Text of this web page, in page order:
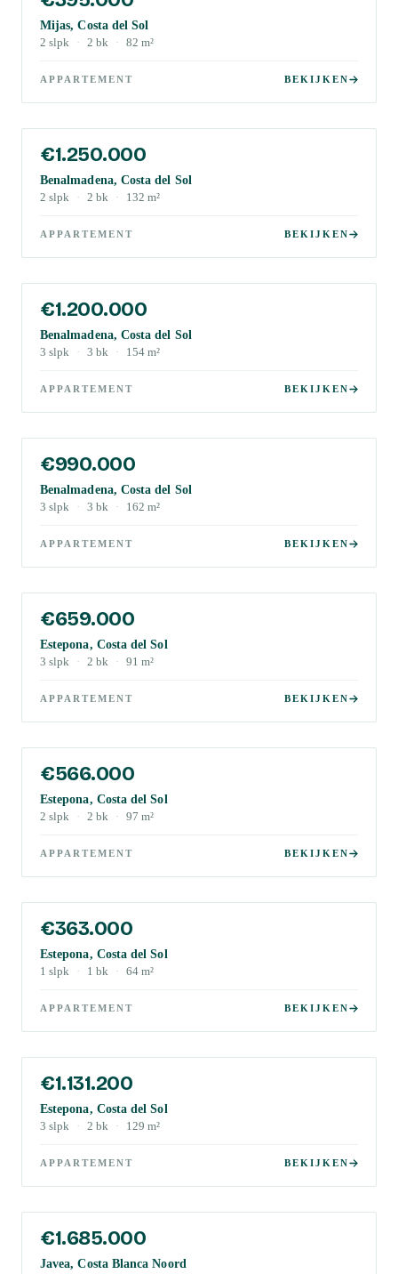
Mijas, Costa del Sol
2 slpk · 2 bk · 82 m²
APPARTEMENT BEKIJKEN
€1.250.000
Benalmadena, Costa del Sol
2 slpk · 2 bk · 132 m²
APPARTEMENT BEKIJKEN
€1.200.000
Benalmadena, Costa del Sol
3 slpk · 3 bk · 154 m²
APPARTEMENT BEKIJKEN
€990.000
Benalmadena, Costa del Sol
3 slpk · 3 bk · 162 m²
APPARTEMENT BEKIJKEN
€659.000
Estepona, Costa del Sol
3 slpk · 2 bk · 91 m²
APPARTEMENT BEKIJKEN
€566.000
Estepona, Costa del Sol
2 slpk · 2 bk · 97 m²
APPARTEMENT BEKIJKEN
€363.000
Estepona, Costa del Sol
1 slpk · 1 bk · 64 m²
APPARTEMENT BEKIJKEN
€1.131.200
Estepona, Costa del Sol
3 slpk · 2 bk · 129 m²
APPARTEMENT BEKIJKEN
€1.685.000
Javea, Costa Blanca Noord